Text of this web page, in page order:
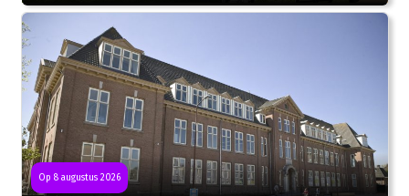
Op 8 augustus 2026